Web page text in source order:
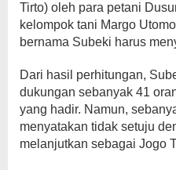
Tirto) oleh para petani
kelompok tani Margo
bernama Subeki harus
Dari hasil perhitungan,
dukungan sebanyak 41
yang hadir. Namun,
menyatakan tidak setuju
melanjutkan sebagai Jogo